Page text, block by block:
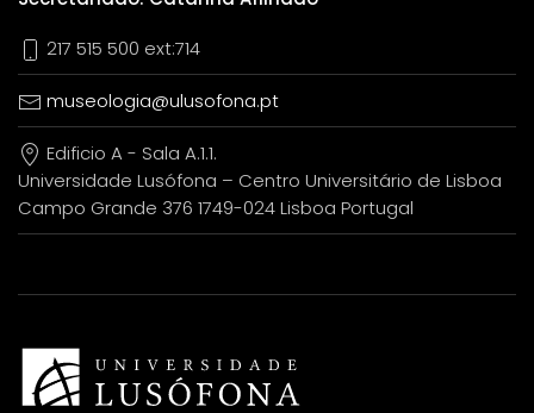
217 515 500 ext:714
museologia@ulusofona.pt
Edificio A - Sala A.1.1.
Universidade Lusófona – Centro Universitário de Lisboa
Campo Grande 376 1749-024 Lisboa Portugal